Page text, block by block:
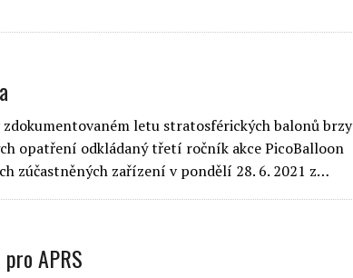
zdokumentovaném letu stratosférických balonů brzy
opatření odkládaný třetí ročník akce PicoBalloon
zúčastněných zařízení v pondělí 28. 6. 2021 z…
APRS